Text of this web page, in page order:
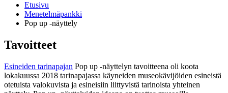
Etusivu
Menetelmäpankki
Pop up -näyttely
Tavoitteet
Esineiden tarinapajan Pop up -näyttelyn tavoitteena oli koota
lokakuussa 2018 tarinapajassa käyneiden museokävijöiden esineistä
otetuista valokuvista ja esineisiin liittyvistä tarinoista yhteinen